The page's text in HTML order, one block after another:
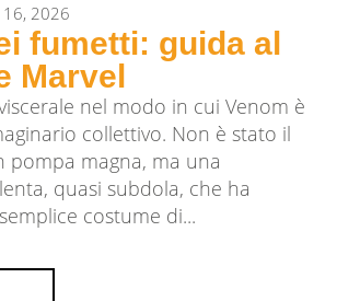
2026
fumetti: guida al
Marvel
nel modo in cui Venom è
collettivo. Non è stato il
pompa magna, ma una
quasi subdola, che ha
costume di...